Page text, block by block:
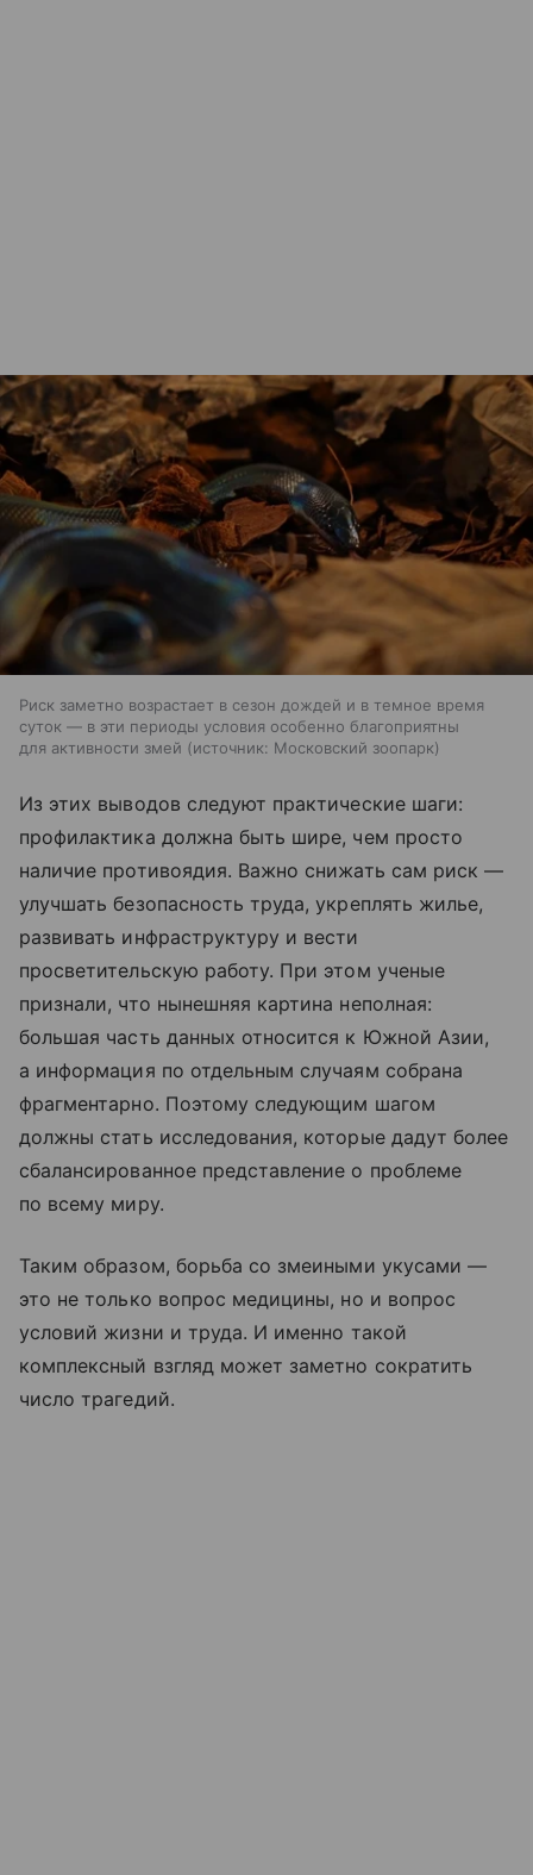
Риск заметно возрастает в сезон дождей и в темное время
суток — в эти периоды условия особенно благоприятны
для активности змей
источник: Московский зоопарк
Из этих выводов следуют практические шаги:
профилактика должна быть шире, чем просто
наличие противоядия. Важно снижать сам риск —
улучшать безопасность труда, укреплять жилье,
развивать инфраструктуру и вести
просветительскую работу. При этом ученые
признали, что нынешняя картина неполная:
большая часть данных относится к Южной Азии,
а информация по отдельным случаям собрана
фрагментарно. Поэтому следующим шагом
должны стать исследования, которые дадут более
сбалансированное представление о проблеме
по всему миру.
Таким образом, борьба со змеиными укусами —
это не только вопрос медицины, но и вопрос
условий жизни и труда. И именно такой
комплексный взгляд может заметно сократить
число трагедий.